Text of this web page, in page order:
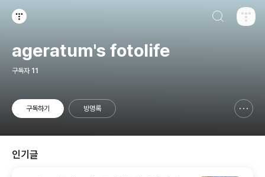
ageratum's fotolife
구독자 11
구독하기 방명록
인기글